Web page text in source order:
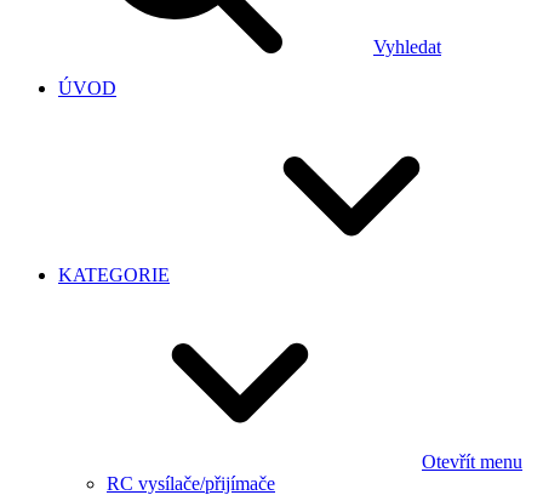
Vyhledat
ÚVOD
KATEGORIE
Otevřít menu
RC vysílače/přijímače